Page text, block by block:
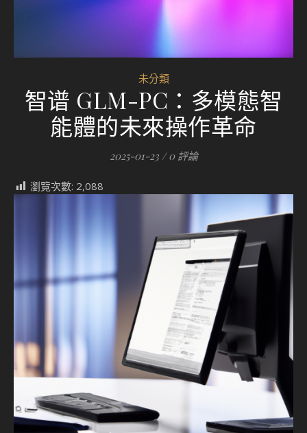
未分類
智谱 GLM-PC：多模態智
能體的未來操作革命
2025-01-23 / 0 評論
瀏覽次數: 2,088